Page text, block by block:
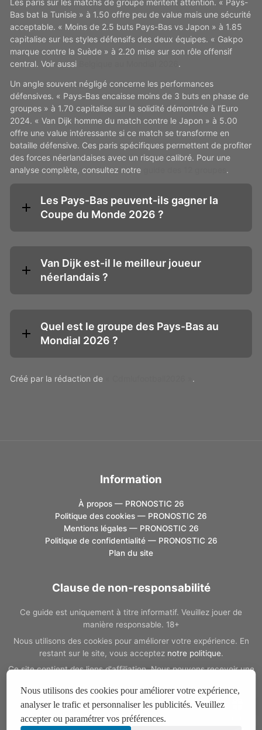
Les paris sur les matchs de groupe méritent attention. « Pays-
Bas bat la Tunisie » à 1.50 offre peu de value mais une sécurité
acceptable. « Moins de 2.5 buts Pays-Bas vs Japon » à 1.85
capitalise sur les styles défensifs des deux équipes. « Gakpo
marque contre la Suède » à 2.20 mise sur son rôle offensif
central. Voir aussi
.
Un angle souvent négligé concerne les performances
défensives. « Pays-Bas encaisse moins de 3 buts en phase de
groupes » à 1.70 capitalise sur la solidité démontrée à l’Euro
2024. « Van Dijk homme du match contre le Japon » à 5.00
offre une value intéressante si ce match se transforme en
bataille défensive. Ces paris spécifiques permettent de profiter
des forces néerlandaises avec un risque calibré. Pour une
analyse complète, consultez notre
.
Les Pays-Bas peuvent-ils gagner la
Coupe du Monde 2026 ?
Van Dijk est-il le meilleur joueur
néerlandais ?
Quel est le groupe des Pays-Bas au
Mondial 2026 ?
Créé par la rédaction de .
Information
À propos — PRONOSTIC 26
Politique des cookies — PRONOSTIC 26
Mentions légales — PRONOSTIC 26
Politique de confidentialité — PRONOSTIC 26
Plan du site
Clause de non-responsabilité
Ce guide est uniquement à titre informatif. Veuillez jouer de
manière responsable. 18+
Nous utilisons des cookies pour améliorer votre expérience. En
restant sur le site, vous acceptez notre politique.
Ce site contient des liens d'affiliation. Nous pouvons recevoir une
supplémentaire pour vous.
Si vous avez un problème de dépendance au jeu, vous pouvez
trouver de l'aideici
Nous utilisons des cookies pour améliorer votre expérience,
analyser le trafic et personnaliser les publicités. Veuillez
accepter ou paramétrer vos préférences.